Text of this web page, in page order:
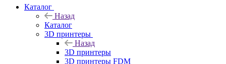
Каталог
Назад
Каталог
3D принтеры
Назад
3D принтеры
3D принтеры FDM